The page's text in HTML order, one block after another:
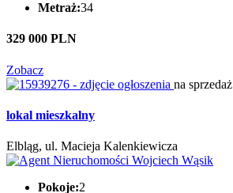
Metraż:34
329 000 PLN
Zobacz
na sprzedaż
lokal mieszkalny
Elbląg, ul. Macieja Kalenkiewicza
Pokoje:2